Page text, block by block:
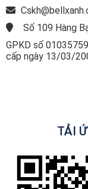
Số 109 Hàng
GPKD số
cấp ngày 13/03/
TẢI